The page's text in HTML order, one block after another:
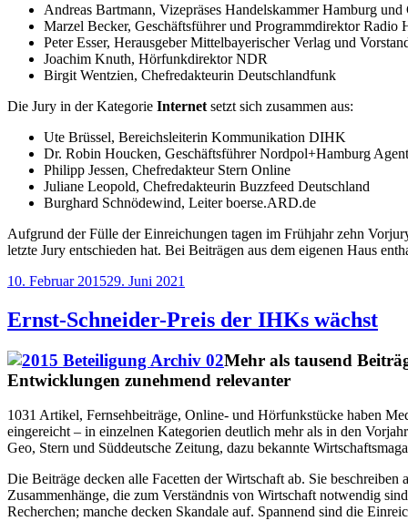
Andreas Bartmann, Vizepräses Handelskammer Hamburg
Marzel Becker, Geschäftsführer und Programmdirektor Radio
Peter Esser, Herausgeber Mittelbayerischer Verlag und
Joachim Knuth, Hörfunkdirektor NDR
Birgit Wentzien, Chefredakteurin Deutschlandfunk
Die Jury in der Kategorie Internet setzt sich zusammen aus:
Ute Brüssel, Bereichsleiterin Kommunikation DIHK
Dr. Robin Houcken, Geschäftsführer Nordpol+Hamburg
Philipp Jessen, Chefredakteur Stern Online
Juliane Leopold, Chefredakteurin Buzzfeed Deutschland
Burghard Schnödewind, Leiter boerse.ARD.de
Aufgrund der Fülle der Einreichungen tagen im Frühjahr zehn
letzte Jury entschieden hat. Bei Beiträgen aus dem eigenen Haus
Veröffentlicht
10. Februar 201529. Juni 2021
Ernst-Schneider-Preis der IHKs wächst
Mehr als tausend
Entwicklungen zunehmend relevanter
1031 Artikel, Fernsehbeiträge, Online- und Hörfunkstücke haben
eingereicht – in einzelnen Kategorien deutlich mehr als in den
Geo, Stern und Süddeutsche Zeitung, dazu bekannte
Die Beiträge decken alle Facetten der Wirtschaft ab. Sie
Zusammenhänge, die zum Verständnis von Wirtschaft notwendig
Recherchen; manche decken Skandale auf. Spannend sind die